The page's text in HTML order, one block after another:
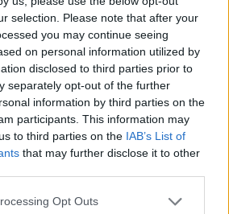
selection. Please note that after your
you may continue seeing
on personal information utilized by
disclosed to third parties prior to
separately opt-out of the further
information by third parties on the
participants. This information may
to third parties on the IAB’s List of
that may further disclose it to other
Opt Outs
είναι αρκετά προφανές ότι η
χρόνο για το σχεδιασμό της
κάνει όσο το δυνατόν πιο
Το Ami στερείται σαφώς
χαρακτηριστικού, αλλά
χαριτωμένο. Το ταμπλό είναι
πλαστικού, αλλά το επάνω
ως αποθηκευτικός χώρος για